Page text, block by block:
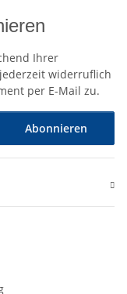
Ihrer
widerruflich
per E-Mail zu.
Abonnieren